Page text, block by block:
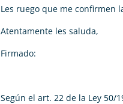
Les ruego que me confirmen
Atentamente les saluda,
Firmado:
Según el art. 22 de la Ley 50/